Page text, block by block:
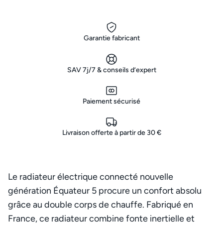
Garantie fabricant
SAV 7j/7 & conseils d’expert
Paiement sécurisé
Livraison offerte à partir de 30 €
Le radiateur électrique connecté nouvelle
génération Équateur 5 procure un confort absolu
grâce au double corps de chauffe. Fabriqué en
France, ce radiateur combine fonte inertielle et